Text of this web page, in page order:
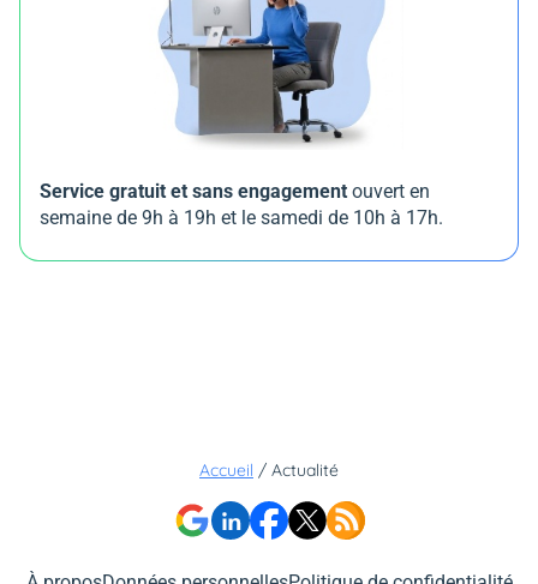
Service gratuit et sans engagement ouvert en
semaine de 9h à 19h et le samedi de 10h à 17h.
Accueil / Actualité